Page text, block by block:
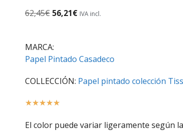
62,45€ 56,21€ IVA incl.
MARCA:
Papel Pintado Casadeco
COLLECCIÓN: Papel pintado colección
☆☆☆☆☆
El color puede variar ligeramente según